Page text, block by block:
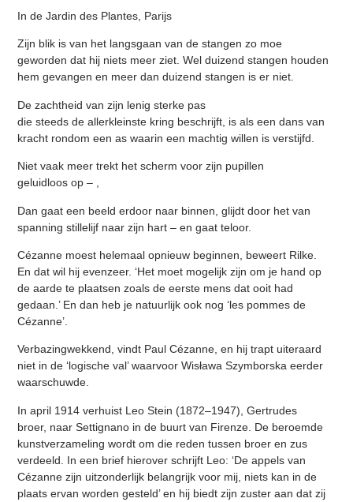
In de Jardin des Plantes, Parijs
Zijn blik is van het langsgaan van de stangen zo moe
geworden dat hij niets meer ziet. Wel duizend stangen houden
hem gevangen en meer dan duizend stangen is er niet.
De zachtheid van zijn lenig sterke pas
die steeds de allerkleinste kring beschrijft, is als een dans van
kracht rondom een as waarin een machtig willen is verstijfd.
Niet vaak meer trekt het scherm voor zijn pupillen
geluidloos op – ,
Dan gaat een beeld erdoor naar binnen, glijdt door het van
spanning stillelijf naar zijn hart – en gaat teloor.
Cézanne moest helemaal opnieuw beginnen, beweert Rilke.
En dat wil hij evenzeer. ‘Het moet mogelijk zijn om je hand op
de aarde te plaatsen zoals de eerste mens dat ooit had
gedaan.’ En dan heb je natuurlijk ook nog ‘les pommes de
Cézanne’.
Verbazingwekkend, vindt Paul Cézanne, en hij trapt uiteraard
niet in de ‘logische val’ waarvoor Wisława Szymborska eerder
waarschuwde.
In april 1914 verhuist Leo Stein (1872–1947), Gertrudes
broer, naar Settignano in de buurt van Firenze. De beroemde
kunstverzameling wordt om die reden tussen broer en zus
verdeeld. In een brief hierover schrijft Leo: ‘De appels van
Cézanne zijn uitzonderlijk belangrijk voor mij, niets kan in de
plaats ervan worden gesteld’ en hij biedt zijn zuster aan dat zij